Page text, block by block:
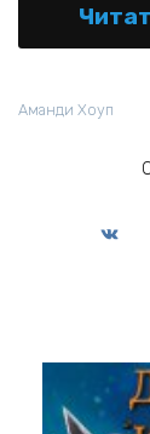
Аманди Хоуп